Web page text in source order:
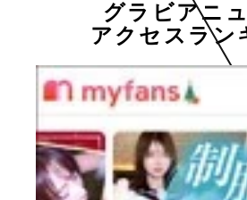
グラビアニ
アクセスラン